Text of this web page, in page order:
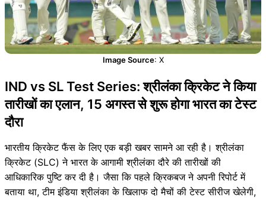
Image Source: X
IND vs SL Test Series: श्रीलंका क्रिकेट ने किया
तारीखों का एलान, 15 अगस्त से शुरू होगा भारत का टेस्ट
दौरा
भारतीय क्रिकेट फैंस के लिए एक बड़ी खबर सामने आ रही है। श्रीलंका
क्रिकेट (SLC) ने भारत के आगामी श्रीलंका दौरे की तारीखों की
आधिकारिक पुष्टि कर दी है। जैसा कि पहले क्रिकबज ने अपनी रिपोर्ट में
बताया था, टीम इंडिया श्रीलंका के खिलाफ दो मैचों की टेस्ट सीरीज खेलेगी,